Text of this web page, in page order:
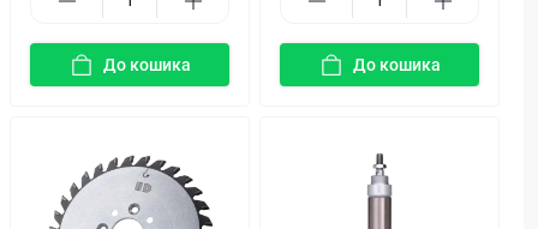
До кошика До кошика